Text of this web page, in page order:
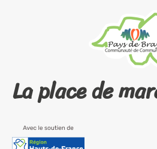
La place de